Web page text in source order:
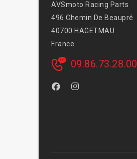
AVSmoto Racing Parts
496 Chemin De Beaupré
40700 HAGETMAU
France
09.86.73.28.00